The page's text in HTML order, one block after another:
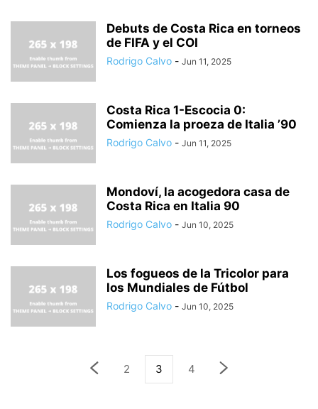
Debuts de Costa Rica en torneos
de FIFA y el COI
Rodrigo Calvo - Jun 11, 2025
Costa Rica 1-Escocia 0:
Comienza la proeza de Italia ’90
Rodrigo Calvo - Jun 11, 2025
Mondoví, la acogedora casa de
Costa Rica en Italia 90
Rodrigo Calvo - Jun 10, 2025
Los fogueos de la Tricolor para
los Mundiales de Fútbol
Rodrigo Calvo - Jun 10, 2025
2 3 4